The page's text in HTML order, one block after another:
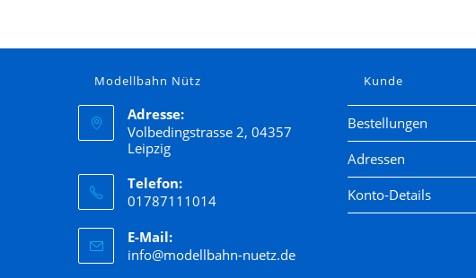
Modellbahn Nütz
Adresse:
Volbedingstrasse 2, 04357
Leipzig
Telefon:
01787111014
E-Mail:
info@modellbahn-nuetz.de
Kunde
Bestellungen
Adressen
Konto-Details